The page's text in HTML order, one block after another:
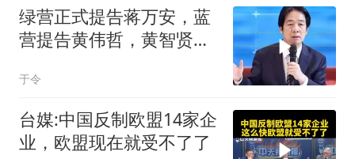
绿营正式提告蒋万安，蓝
营提告黄伟哲，黄智贤不
于令
台媒:中国反制欧盟14家企
业，欧盟现在就受不了了